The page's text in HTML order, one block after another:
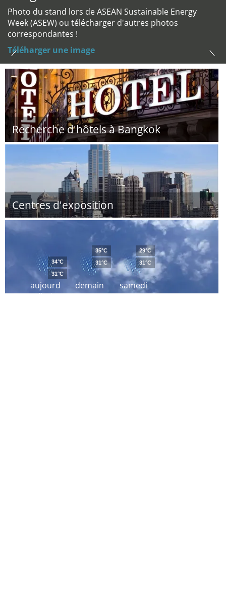
Photo du stand lors de ASEAN Sustainable Energy
Week (ASEW) ou télécharger d'autres photos
correspondantes !
Téléharger une image
Recherche d'hôtels à Bangkok
Centres d'exposition
aujourd
´hui
34°C
31°C
demain
35°C
31°C
samedi
29°C
31°C